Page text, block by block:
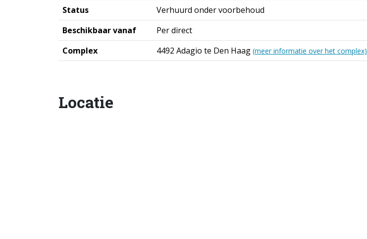
Status
Verhuurd onder voorbehoud
Beschikbaar vanaf
Per direct
Complex
4492 Adagio te Den Haag (meer informatie over het complex)
Locatie